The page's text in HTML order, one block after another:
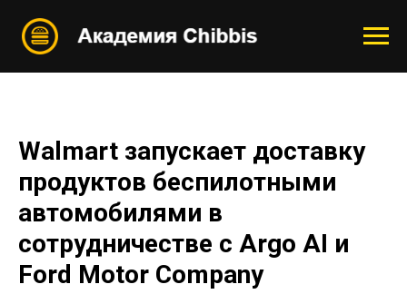
Walmart запускает доставку
продуктов беспилотными
автомобилями в
сотрудничестве с Argo AI и
Ford Motor Company